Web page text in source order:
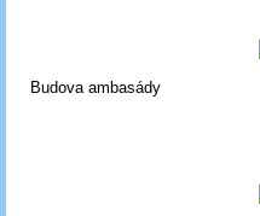
Budova ambasády